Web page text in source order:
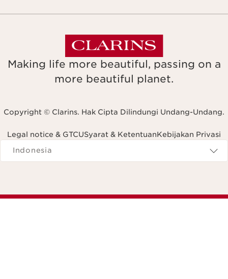
Making life more beautiful, passing on a
more beautiful planet.
Copyright © Clarins. Hak Cipta Dilindungi Undang-Undang.
Legal notice & GTCUSyarat & KetentuanKebijakan Privasi
Navigates to
Indonesia